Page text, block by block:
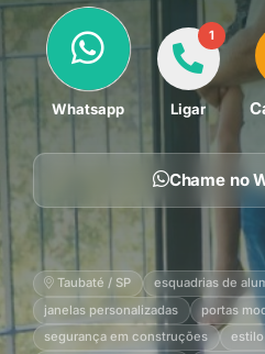
Whatsapp
1
Ligar
Chame no
Taubaté / SP esquadrias de
janelas personalizadas
portas
segurança em construções